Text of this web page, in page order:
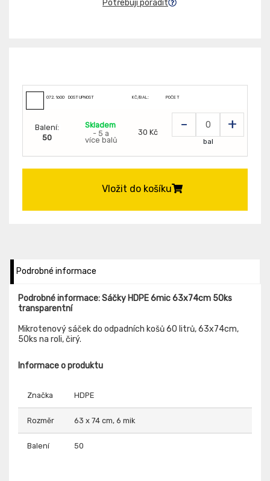
Potřebuji poradit
072.16001RDOSTUPNOST KČ/BAL: POČET
Balení:
50
Skladem
- 5 a
více balů
30 Kč - +
bal
Vložit do košíku
Podrobné informace
Podrobné informace: Sáčky HDPE 6mic 63x74cm 50ks
transparentní
Mikrotenový sáček do odpadních košů 60 litrů, 63x74cm,
50ks na roli, čirý.
Informace o produktu
Značka HDPE
Rozměr 63 x 74 cm, 6 mik
Balení 50